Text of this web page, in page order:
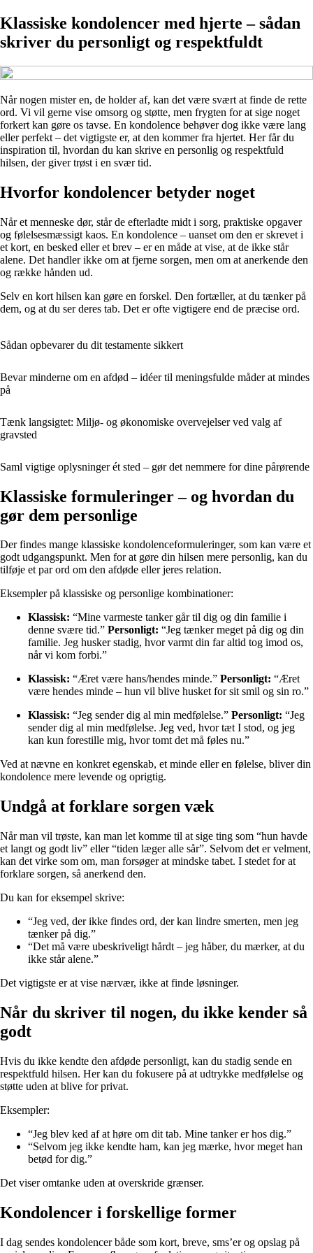
Klassiske kondolencer med hjerte – sådan
skriver du personligt og respektfuldt
Når nogen mister en, de holder af, kan det være svært at finde de rette
ord. Vi vil gerne vise omsorg og støtte, men frygten for at sige noget
forkert kan gøre os tavse. En kondolence behøver dog ikke være lang
eller perfekt – det vigtigste er, at den kommer fra hjertet. Her får du
inspiration til, hvordan du kan skrive en personlig og respektfuld
hilsen, der giver trøst i en svær tid.
Hvorfor kondolencer betyder noget
Når et menneske dør, står de efterladte midt i sorg, praktiske opgaver
og følelsesmæssigt kaos. En kondolence – uanset om den er skrevet i
et kort, en besked eller et brev – er en måde at vise, at de ikke står
alene. Det handler ikke om at fjerne sorgen, men om at anerkende den
og række hånden ud.
Selv en kort hilsen kan gøre en forskel. Den fortæller, at du tænker på
dem, og at du ser deres tab. Det er ofte vigtigere end de præcise ord.
Sådan opbevarer du dit testamente sikkert
Bevar minderne om en afdød – idéer til meningsfulde måder at mindes
på
Tænk langsigtet: Miljø- og økonomiske overvejelser ved valg af
gravsted
Saml vigtige oplysninger ét sted – gør det nemmere for dine pårørende
Klassiske formuleringer – og hvordan du
gør dem personlige
Der findes mange klassiske kondolenceformuleringer, som kan være et
godt udgangspunkt. Men for at gøre din hilsen mere personlig, kan du
tilføje et par ord om den afdøde eller jeres relation.
Eksempler på klassiske og personlige kombinationer:
Klassisk: “Mine varmeste tanker går til dig og din familie i
denne svære tid.” Personligt: “Jeg tænker meget på dig og din
familie. Jeg husker stadig, hvor varmt din far altid tog imod os,
når vi kom forbi.”
Klassisk: “Æret være hans/hendes minde.” Personligt: “Æret
være hendes minde – hun vil blive husket for sit smil og sin ro.”
Klassisk: “Jeg sender dig al min medfølelse.” Personligt: “Jeg
sender dig al min medfølelse. Jeg ved, hvor tæt I stod, og jeg
kan kun forestille mig, hvor tomt det må føles nu.”
Ved at nævne en konkret egenskab, et minde eller en følelse, bliver din
kondolence mere levende og oprigtig.
Undgå at forklare sorgen væk
Når man vil trøste, kan man let komme til at sige ting som “hun havde
et langt og godt liv” eller “tiden læger alle sår”. Selvom det er velment,
kan det virke som om, man forsøger at mindske tabet. I stedet for at
forklare sorgen, så anerkend den.
Du kan for eksempel skrive:
“Jeg ved, der ikke findes ord, der kan lindre smerten, men jeg
tænker på dig.”
“Det må være ubeskriveligt hårdt – jeg håber, du mærker, at du
ikke står alene.”
Det vigtigste er at vise nærvær, ikke at finde løsninger.
Når du skriver til nogen, du ikke kender så
godt
Hvis du ikke kendte den afdøde personligt, kan du stadig sende en
respektfuld hilsen. Her kan du fokusere på at udtrykke medfølelse og
støtte uden at blive for privat.
Eksempler:
“Jeg blev ked af at høre om dit tab. Mine tanker er hos dig.”
“Selvom jeg ikke kendte ham, kan jeg mærke, hvor meget han
betød for dig.”
Det viser omtanke uden at overskride grænser.
Kondolencer i forskellige former
I dag sendes kondolencer både som kort, breve, sms’er og opslag på